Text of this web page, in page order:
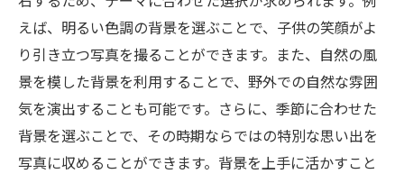
撮影中の遊びを取り入れた自然なポーズ
子供の笑顔を引き出すための環境づくり
リラックスを促すための親の心構え
楽しい撮影体験を提供するためのヒント
家族全員でセルフフォトスタジオを満喫する方
えば、明るい色調の背景を選ぶことで、子供の笑顔がよ
り引き立つ写真を撮ることができます。また、自然の風
景を模した背景を利用することで、野外での自然な雰囲
気を演出することも可能です。さらに、季節に合わせた
背景を選ぶことで、その時期ならではの特別な思い出を
写真に収めることができます。背景を上手に活かすこと